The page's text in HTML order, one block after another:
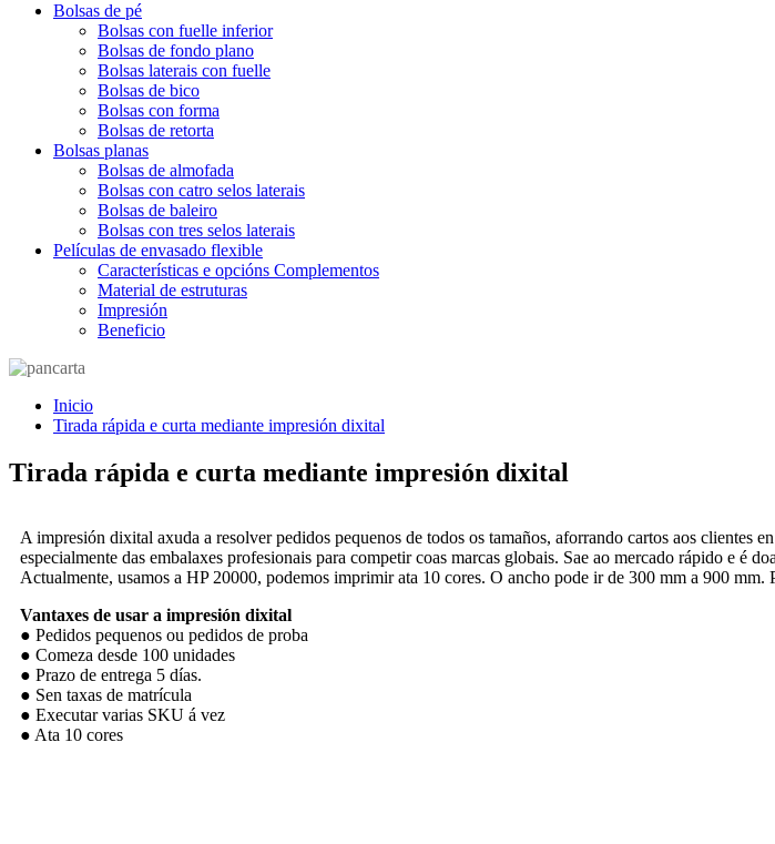
Bolsas de pé
Bolsas con fuelle inferior
Bolsas de fondo plano
Bolsas laterais con fuelle
Bolsas de bico
Bolsas con forma
Bolsas de retorta
Bolsas planas
Bolsas de almofada
Bolsas con catro selos laterais
Bolsas de baleiro
Bolsas con tres selos laterais
Películas de envasado flexible
Características e opcións Complementos
Material de estruturas
Impresión
Beneficio
Inicio
Tirada rápida e curta mediante impresión dixital
Tirada rápida e curta mediante impresión dixital
A impresión dixital axuda a resolver pedidos pequenos de todos os tamaños, aforrando cartos aos clientes
especialmente das embalaxes profesionais para competir coas marcas globais. Sae ao mercado rápido e é
Actualmente, usamos a HP 20000, podemos imprimir ata 10 cores. O ancho pode ir de 300 mm a 900
Vantaxes de usar a impresión dixital
● Pedidos pequenos ou pedidos de proba
● Comeza desde 100 unidades
● Prazo de entrega 5 días.
● Sen taxas de matrícula
● Executar varias SKU á vez
● Ata 10 cores